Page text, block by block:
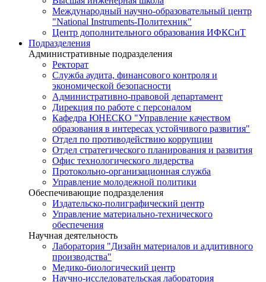
Международный научно-образовательный центр
"National Instruments-Политехник"
Центр дополнительного образования ИФКСиТ
Подразделения
Административные подразделения
Ректорат
Служба аудита, финансового контроля и
экономической безопасности
Административно-правовой департамент
Дирекция по работе с персоналом
Кафедра ЮНЕСКО "Управление качеством
образования в интересах устойчивого развития"
Отдел по противодействию коррупции
Отдел стратегического планирования и развития
Офис технологического лидерства
Протокольно-организационная служба
Управление молодежной политики
Обеспечивающие подразделения
Издательско-полиграфический центр
Управление материально-технического
обеспечения
Научная деятельность
Лаборатория "Дизайн материалов и аддитивного
производства"
Медико-биологический центр
Научно-исследовательская лаборатория